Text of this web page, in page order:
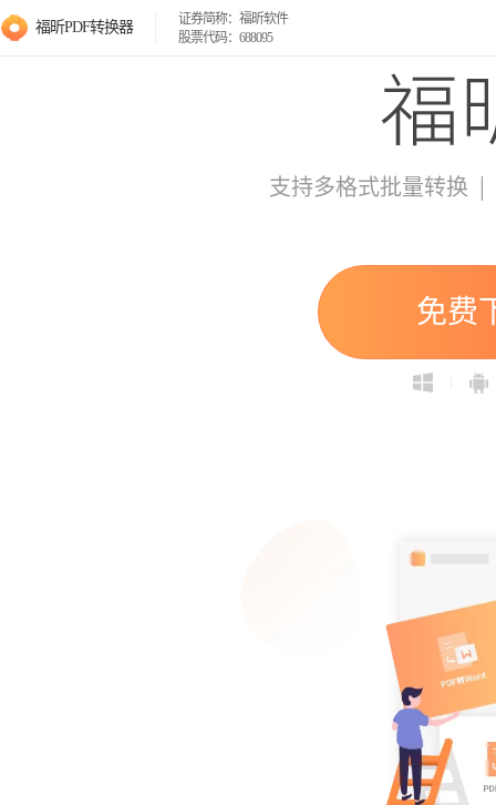
福昕PDF转换器
证券简称：福昕软件
股票代码：688095
支持多格式批量转换 |
免费